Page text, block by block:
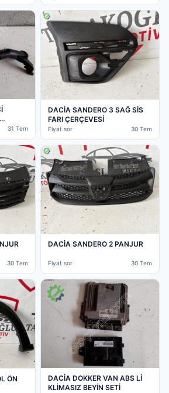
31 Tem
DACİA SANDERO 3 SAĞ SİS
FARI ÇERÇEVESİ
Fiyat sor 30 Tem
30 Tem
DACİA SANDERO 2 PANJUR
Fiyat sor 30 Tem
ÖN
DACİA DOKKER VAN ABS Lİ
KLİMASIZ BEYİN SETİ